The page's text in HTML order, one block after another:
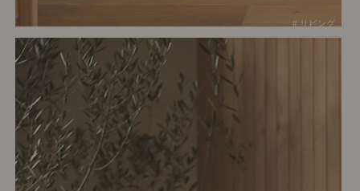
# リビング